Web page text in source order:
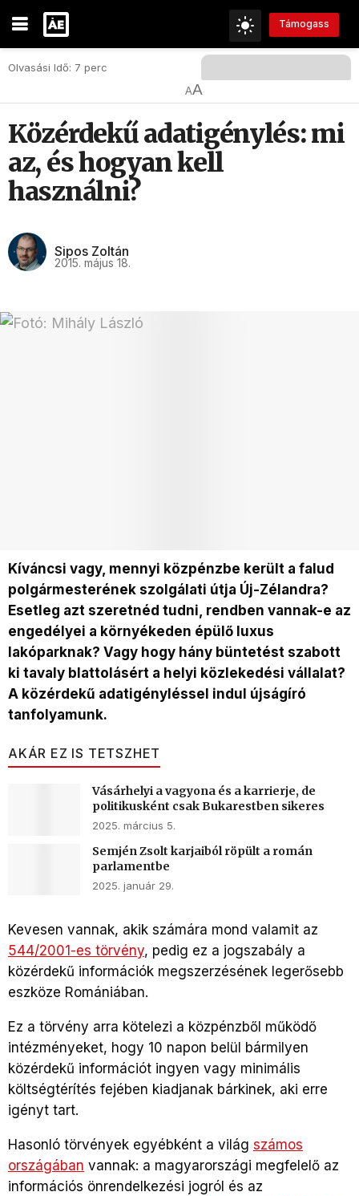
Támogass
Olvasási Idő: 7 perc
AA
Közérdekű adatigénylés: mi
az, és hogyan kell
használni?
Sipos Zoltán
2015. május 18.
Kíváncsi vagy, mennyi közpénzbe került a falud
polgármesterének szolgálati útja Új-Zélandra?
Esetleg azt szeretnéd tudni, rendben vannak-e az
engedélyei a környékeden épülő luxus
lakóparknak? Vagy hogy hány büntetést szabott
ki tavaly blattolásért a helyi közlekedési vállalat?
A közérdekű adatigényléssel indul újságíró
tanfolyamunk.
AKÁR EZ IS TETSZHET
Vásárhelyi a vagyona és a karrierje, de
politikusként csak Bukarestben sikeres
2025. március 5.
Semjén Zsolt karjaiból röpült a román
parlamentbe
2025. január 29.
Kevesen vannak, akik számára mond valamit az
544/2001-es törvény, pedig ez a jogszabály a
közérdekű információk megszerzésének legerősebb
eszköze Romániában.
Ez a törvény arra kötelezi a közpénzből működő
intézményeket, hogy 10 napon belül bármilyen
közérdekű információt ingyen vagy minimális
költségtérítés fejében kiadjanak bárkinek, aki erre
igényt tart.
Hasonló törvények egyébként a világ számos
országában vannak: a magyarországi megfelelő az
információs önrendelkezési jogról és az